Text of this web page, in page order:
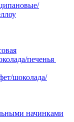
печенья
шоколада/
начинками